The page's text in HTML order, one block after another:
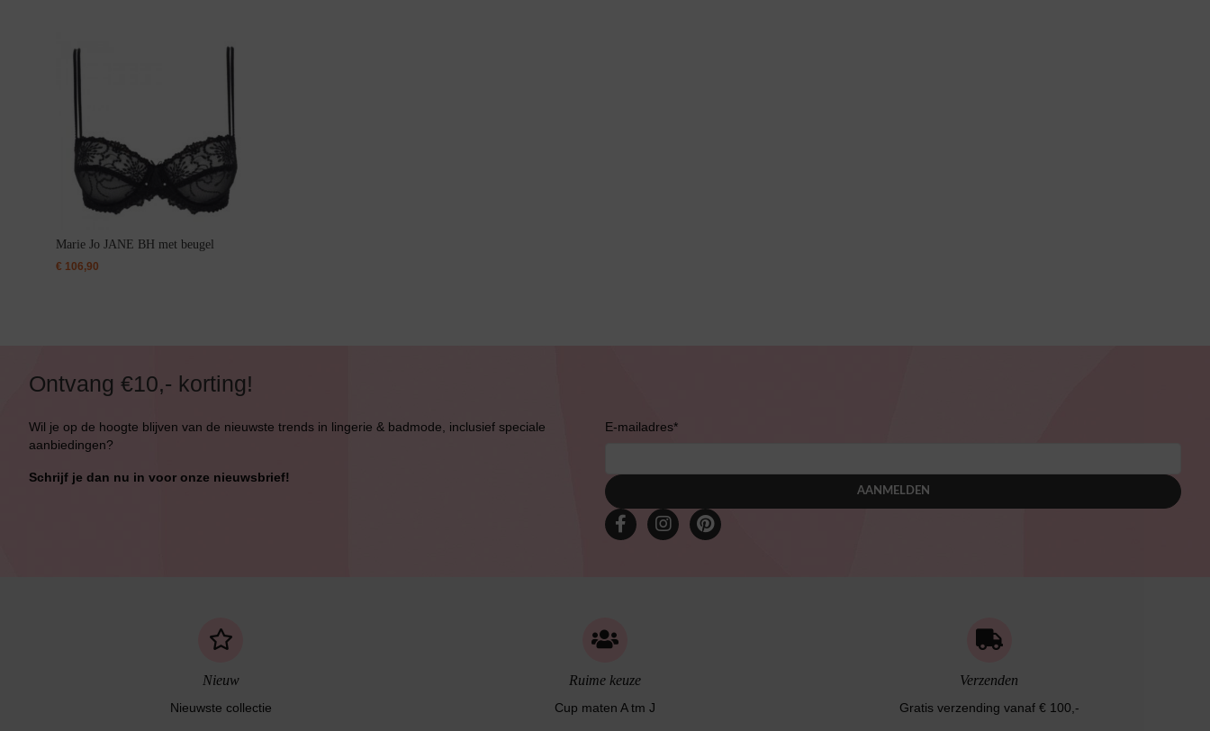
Marie Jo JANE BH met beugel
€ 106,90
Ontvang €10,- korting!
Wil je op de hoogte blijven van de nieuwste trends in lingerie & badmode, inclusief speciale
aanbiedingen?
Schrijf je dan nu in voor onze nieuwsbrief!
E-mailadres*
AANMELDEN
Nieuw
Nieuwste collectie
Ruime keuze
Cup maten A tm J
Verzenden
Gratis verzending vanaf € 100,-